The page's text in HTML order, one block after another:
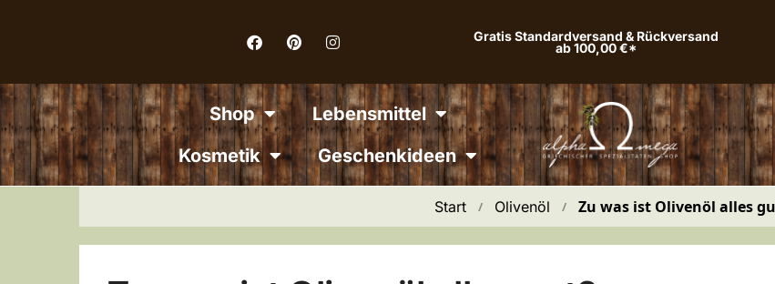
Gratis Standardversand & Rückversand
ab 100,00 €*
Shop
Lebensmittel
Kosmetik
Geschenkideen
Start / Olivenöl / Zu was ist Olivenöl alles